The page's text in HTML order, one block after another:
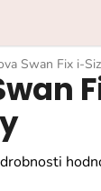
Swan Fix i-